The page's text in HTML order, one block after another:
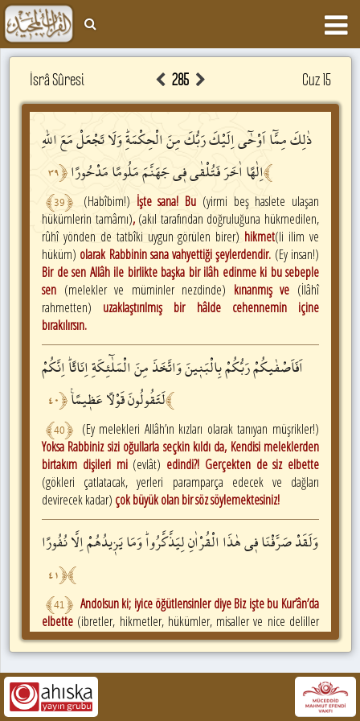
İsrâ Sûresi 285 Cuz 15
ذٰلِكَمِمَّٓااَوْحٰٓىاِلَيْكَرَبُّكَمِنَالْحِكْمَةِۜوَلَاتَجْعَلْمَعَاللّٰهِ
اِلٰهًااٰخَرَفَتُلْقٰىف۪يجَهَنَّمَمَلُومًامَدْحُورًا﴿٣٩
﴾
﴾39﴿ (Habîbim!) İşte sana! Bu (yirmi beş haslete ulaşan
hükümlerin tamâmı), (akıl tarafından doğruluğuna hükmedilen,
rûhî yönden de tatbîki uygun görülen birer) hikmet(li ilim ve
hüküm) olarak Rabbinin sana vahyettiği şeylerdendir. (Ey insan!)
Bir de sen Allâh ile birlikte başka bir ilâh edinme ki bu sebeple
sen (melekler ve müminler nezdinde) kınanmış ve (İlâhî
rahmetten) uzaklaştırılmış bir hâlde cehennemin içine
bırakılırsın.
اَفَاَصْفٰيكُمْرَبُّكُمْبِالْبَن۪ينَوَاتَّخَذَمِنَالْمَلٰٓئِكَةِاِنَاثًاۜاِنَّكُمْ
لَتَقُولُونَقَوْلًاعَظ۪يمًا۟﴿٤٠
﴾
﴾40﴿ (Ey melekleri Allâh’ın kızları olarak tanıyan müşrikler!)
Yoksa Rabbiniz sizi oğullarla seçkin kıldı da, Kendisi meleklerden
birtakım dişileri mi (evlât) edindi?! Gerçekten de siz elbette
(gökleri çatlatacak, yerleri paramparça edecek ve dağları
devirecek kadar) çok büyük olan bir söz söylemektesiniz!
وَلَقَدْصَرَّفْنَاف۪يهٰذَاالْقُرْاٰنِلِيَذَّكَّرُواۜوَمَايَز۪يدُهُمْاِلَّانُفُورًا
﴿٤١ ﴾
﴾41﴿ Andolsun ki; iyice öğütlensinler diye Biz işte bu Kur’ân’da
elbette (ibretler, hikmetler, hükümler, misaller ve nice deliller
husûsunda, teşvik, tehdit, emir ve nehiy gibi)türlü türlü(farklı ve
etkili)şekillerle tekrar tekrar iyice açıklamada bulunduk. Ama bu
onlara büyük bir uzaklaşmadan başkasını artırmıyor.